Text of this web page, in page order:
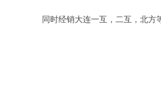
同时经销大连一互，二互，北方